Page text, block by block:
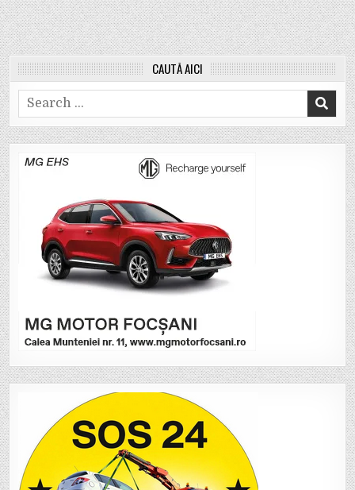
CAUTĂ AICI
Search
for: